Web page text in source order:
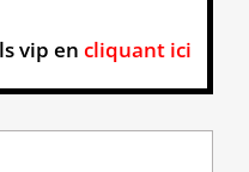
vip en cliquant ici